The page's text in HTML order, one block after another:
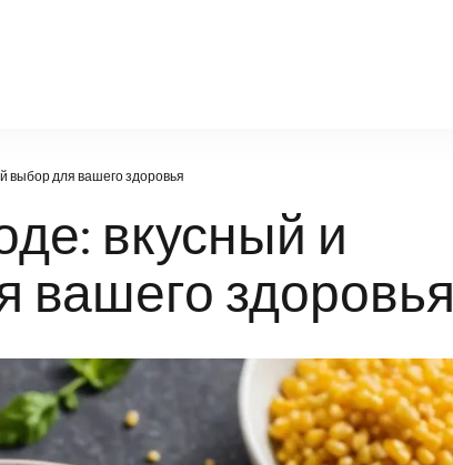
выбор для вашего здоровья
вкусный и
вашего здоровья